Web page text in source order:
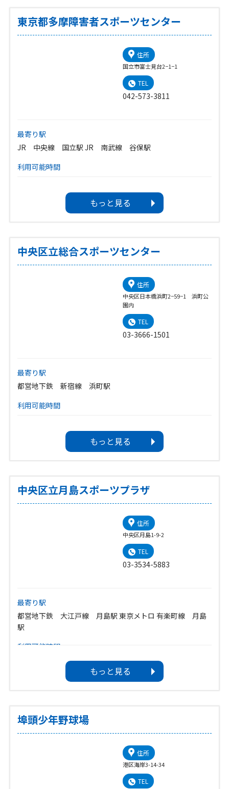
1.毎週水曜日(その日が祝日の場合は翌日)
2.祝日の翌日(その日が土、日曜日の場合は開館)
東京都多摩障害者スポーツセンター
住所
国立市富士見台2−1−1
TEL
042-573-3811
最寄り駅
JR 中央線 国立駅 JR 南武線 谷保駅
利用可能時間
施設終了時間は、各施設ごとによって異なりますのでお問い
1.毎週水曜日(その日が祝日の場合は翌日)
2.祝日の翌日(その日が土曜日、日曜日の場合は開館)
もっと見る
中央区立総合スポーツセンター
住所
中央区日本橋浜町2−59−1 浜町公
園内
TEL
03-3666-1501
最寄り駅
都営地下鉄 新宿線 浜町駅
利用可能時間
その他の施設は、午前9時〜午後9時30分
休館日
第3月曜日（第3月曜日が祝日の場合は翌日）
年末年始（12月28日〜1月4日）
もっと見る
中央区立月島スポーツプラザ
住所
中央区月島1-9-2
TEL
03-3534-5883
最寄り駅
都営地下鉄 大江戸線 月島駅 東京メトロ 有楽町線 月島
駅
利用可能時間
午前7時〜午後9時30分 但し、
【温水プール】午前7時〜午後9時30分
【武道場・会議室】午前9時〜午後9時
区分終了後30分の延長利用可能
休館日
年末年始（12月28日〜1月4日）
もっと見る
埠頭少年野球場
住所
港区海岸3-14-34
TEL